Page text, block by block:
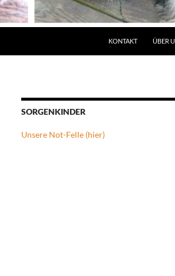
KONTAKT ÜBER
SORGENKINDER
Unsere Not-Felle (hier)